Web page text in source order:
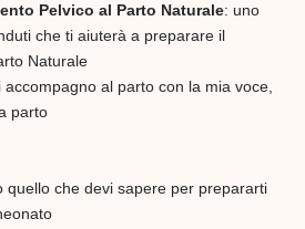
Pelvico al Parto Naturale: uno
che ti aiuterà a preparare il
Naturale
accompagno al parto con la mia voce,
parto
quello che devi sapere per prepararti